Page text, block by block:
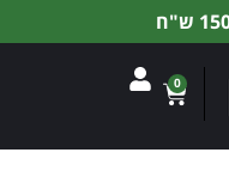
0